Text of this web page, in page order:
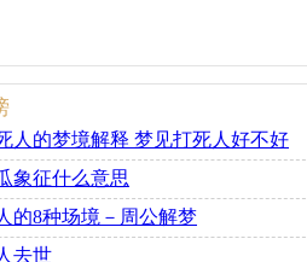
人的梦境解释 梦见打死人好不好
象征什么意思
的8种场境－周公解梦
去世